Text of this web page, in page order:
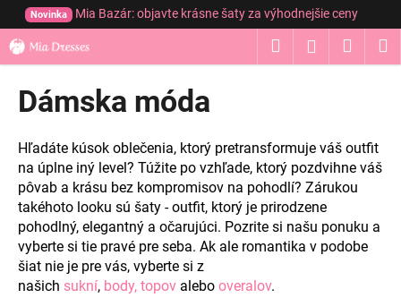
Prejsť
obsah
Novinka Mia Bazár: objavte krásne šaty za výhodnejšie ceny
Hľadať
Dámska móda
Hľadáte kúsok oblečenia, ktorý pretransformuje váš outfit
na úplne iný level? Túžite po vzhľade, ktorý pozdvihne váš
pôvab a krásu bez kompromisov na pohodlí? Zárukou
takéhoto looku sú šaty - outfit, ktorý je prirodzene
pohodlný, elegantný a očarujúci. Pozrite si našu ponuku a
vyberte si tie pravé pre seba. Ak ale romantika v podobe
šiat nie je pre vás, vyberte si z
našich sukní, body, topov alebo overalov.
o
Späť
Späť
Č
p
o
t
r
e
b
u